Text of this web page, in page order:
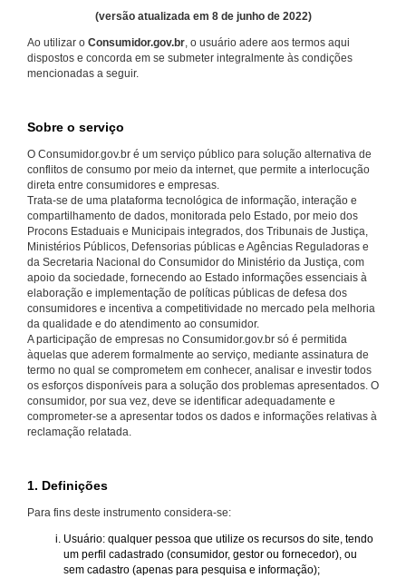
(versão atualizada em 8 de junho de 2022)
Ao utilizar o Consumidor.gov.br, o usuário adere aos termos aqui
dispostos e concorda em se submeter integralmente às condições
mencionadas a seguir.
Sobre o serviço
O Consumidor.gov.br é um serviço público para solução alternativa de
conflitos de consumo por meio da internet, que permite a interlocução
direta entre consumidores e empresas.
Trata-se de uma plataforma tecnológica de informação, interação e
compartilhamento de dados, monitorada pelo Estado, por meio dos
Procons Estaduais e Municipais integrados, dos Tribunais de Justiça,
Ministérios Públicos, Defensorias públicas e Agências Reguladoras e
da Secretaria Nacional do Consumidor do Ministério da Justiça, com
apoio da sociedade, fornecendo ao Estado informações essenciais à
elaboração e implementação de políticas públicas de defesa dos
consumidores e incentiva a competitividade no mercado pela melhoria
da qualidade e do atendimento ao consumidor.
A participação de empresas no Consumidor.gov.br só é permitida
àquelas que aderem formalmente ao serviço, mediante assinatura de
termo no qual se comprometem em conhecer, analisar e investir todos
os esforços disponíveis para a solução dos problemas apresentados. O
consumidor, por sua vez, deve se identificar adequadamente e
comprometer-se a apresentar todos os dados e informações relativas à
reclamação relatada.
1. Definições
Para fins deste instrumento considera-se:
Usuário: qualquer pessoa que utilize os recursos do site, tendo
um perfil cadastrado (consumidor, gestor ou fornecedor), ou
sem cadastro (apenas para pesquisa e informação);